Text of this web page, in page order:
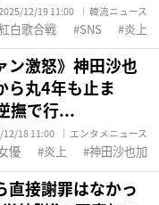
12/19 11:00 韓流ニュース
白歌合戦 SNS 炎上
ン激怒》神田沙也
丸4年も止ま
撫で行...
12/18 11:00 エンタメニュース
優 炎上 神田沙也加
直接謝罪はなかっ